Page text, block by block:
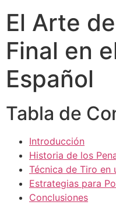
El Arte
Final en
Español
Tabla de
Introducción
Historia de los
Técnica de Tiro en
Estrategias para
Conclusiones